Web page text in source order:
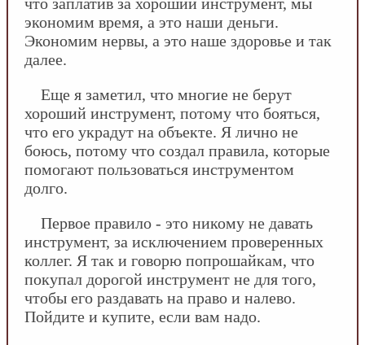
экономим время, а это наши деньги.
Экономим нервы, а это наше здоровье и так
далее.
Еще я заметил, что многие не берут
хороший инструмент, потому что бояться,
что его украдут на объекте. Я лично не
боюсь, потому что создал правила, которые
помогают пользоваться инструментом
долго.
Первое правило - это никому не давать
инструмент, за исключением проверенных
коллег. Я так и говорю попрошайкам, что
покупал дорогой инструмент не для того,
чтобы его раздавать на право и налево.
Пойдите и купите, если вам надо.